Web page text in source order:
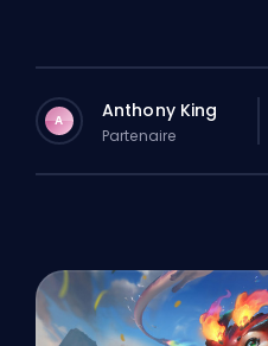
A Anthony King
Partenaire